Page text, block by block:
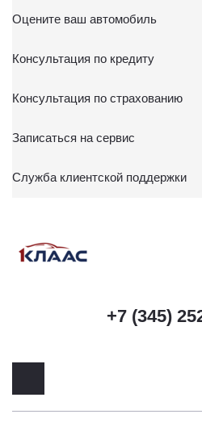
Оцените ваш автомобиль
Консультация по кредиту
Консультация по страхованию
Записаться на сервис
Служба клиентской поддержки
+7 (345)